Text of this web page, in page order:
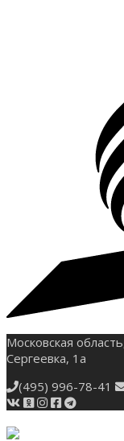
Московская
Сергеевка, 1а
(495) 996-78-41